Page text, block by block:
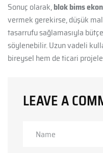
Sonuç olarak,blok bims
vermek gerekirse, düşük
tasarrufu sağlamasıyla
söylenebilir. Uzun vadeli
bireysel hem de ticari
LEAVE A